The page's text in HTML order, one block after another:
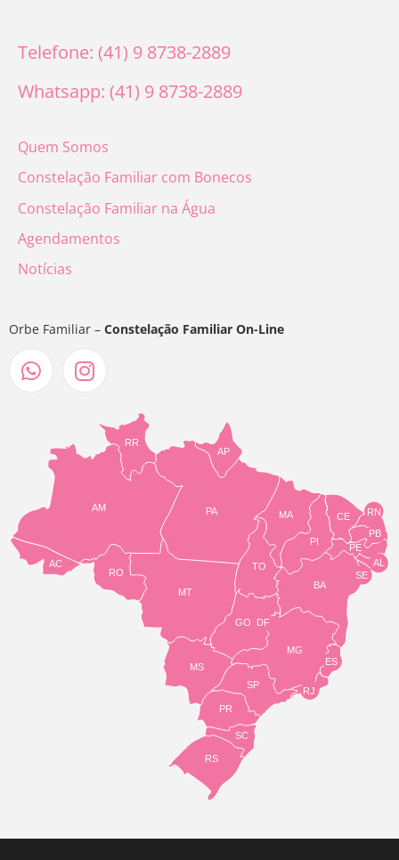
Telefone: (41) 9 8738-2889
Whatsapp: (41) 9 8738-2889
Quem Somos
Constelação Familiar com Bonecos
Constelação Familiar na Água
Agendamentos
Notícias
Orbe Familiar – Constelação Familiar On-Line
TO
BA
SE
PE
AL
RN
CE
PI
MA
AP
PA
RR
AM
AC
RO
MT
MS
GO
PR
SC
RS
SP
MG
RJ
ES
DF
PB